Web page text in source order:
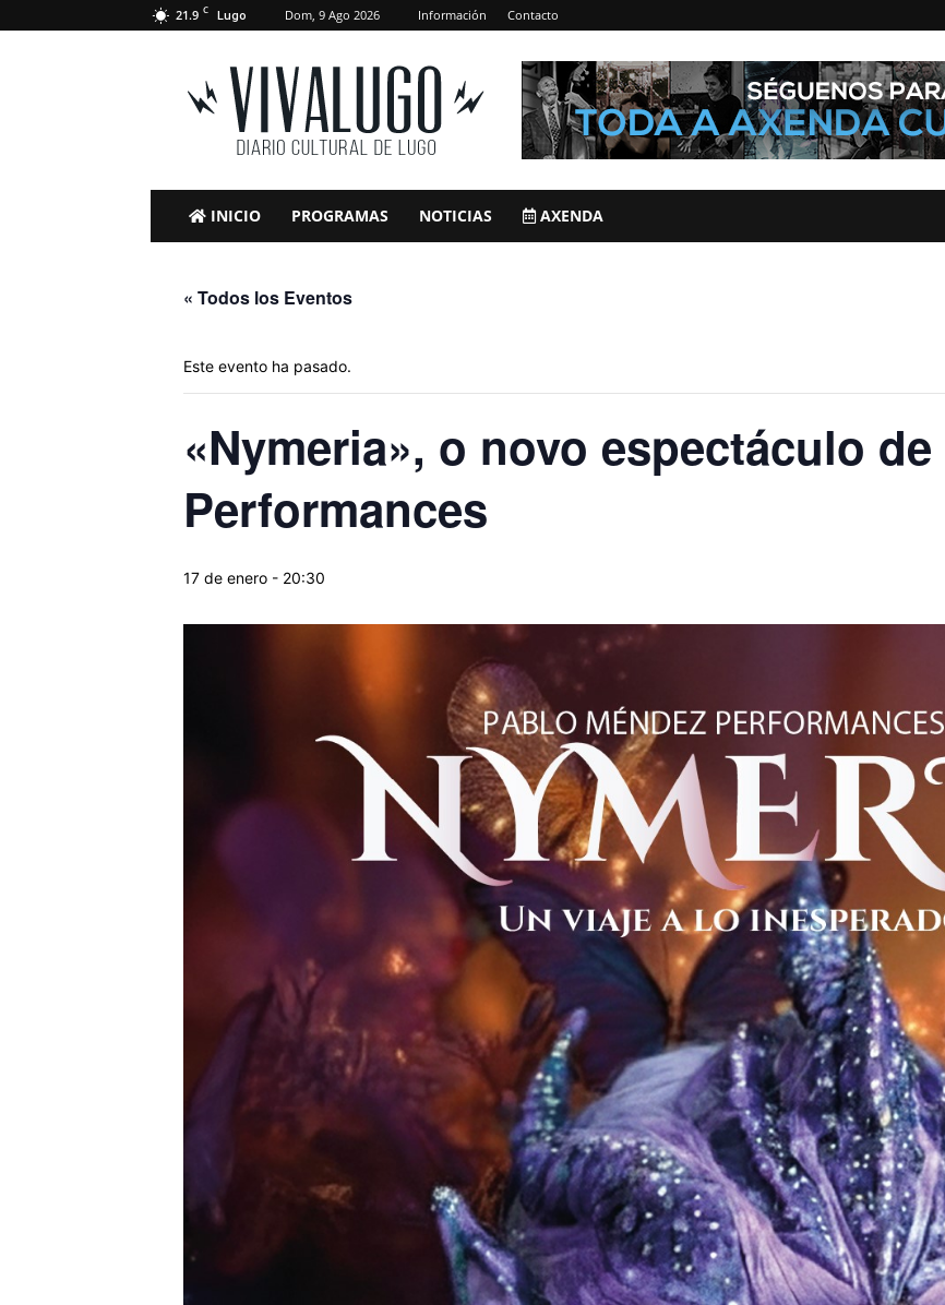
21.9 C Lugo Dom, 9 Ago 2026 Información Contacto
VivaLugo
INICIO PROGRAMAS NOTICIAS AXENDA
« Todos los Eventos
Este evento ha pasado.
«Nymeria», o novo espectáculo
Performances
17 de enero - 20:30